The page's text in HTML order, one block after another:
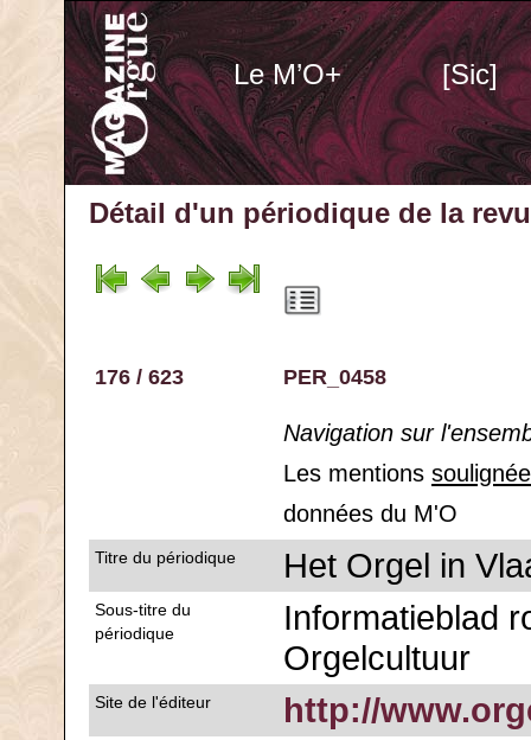
Le M’O+ [Sic]
Détail d'un périodique de la
176 / 623 PER_0458
Navigation sur
Les mentions
données du M'O
Titre du périodique Het Orgel in
Sous-titre du
périodique
Informatieblad
Orgelcultuur
Site de l'éditeur http://